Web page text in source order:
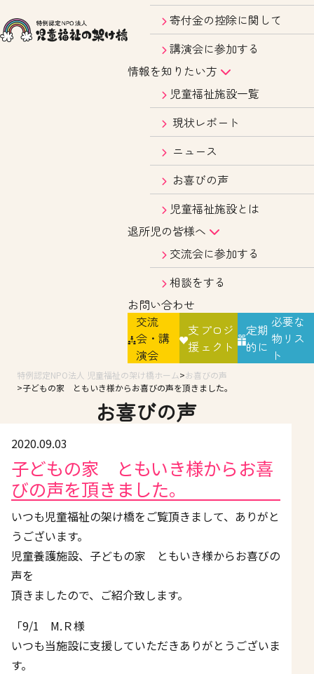
寄付金の控除に関して
講演会に参加する
情報を知りたい方
児童福祉施設一覧
現状レポート
ニュース
お喜びの声
児童福祉施設とは
退所児の皆様へ
交流会に参加する
相談をする
お問い合わせ
交流
会・講
演会
支
援
プロジ
ェクト
定期
的に
必要な
物リス
ト
特例認定NPO法人 児童福祉の架け橋ホーム
お喜びの声
子どもの家 ともいき様からお喜びの声を頂きました。
お喜びの声
2020.09.03
子どもの家 ともいき様からお喜
びの声を頂きました。
いつも児童福祉の架け橋をご覧頂きまして、ありがと
うございます。
児童養護施設、子どもの家 ともいき様からお喜びの
声を
頂きましたので、ご紹介致します。
「9/1 М.Ｒ様
いつも当施設に支援していただきありがとうございま
す。